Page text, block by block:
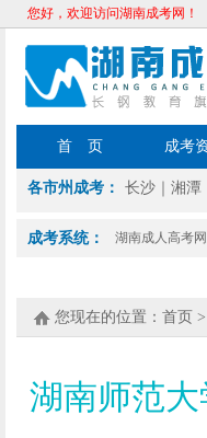
您好，欢迎访问湖南成考网！
首 页 成考
各市州成考： 长沙 湘潭
成考系统： 湖南成人高考
您现在的位置： 首页 >
湖南师范